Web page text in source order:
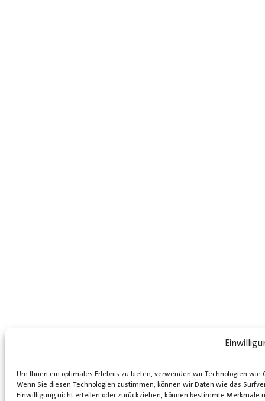
Um Ihnen ein optimales Erlebnis zu bieten, verwenden wir Technologien
Wenn Sie diesen Technologien zustimmen, können wir Daten wie das
Einwilligung nicht erteilen oder zurückziehen, können bestimmte Merkmale